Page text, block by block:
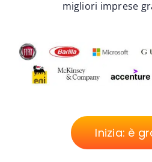
migliori imprese
Inizia: è